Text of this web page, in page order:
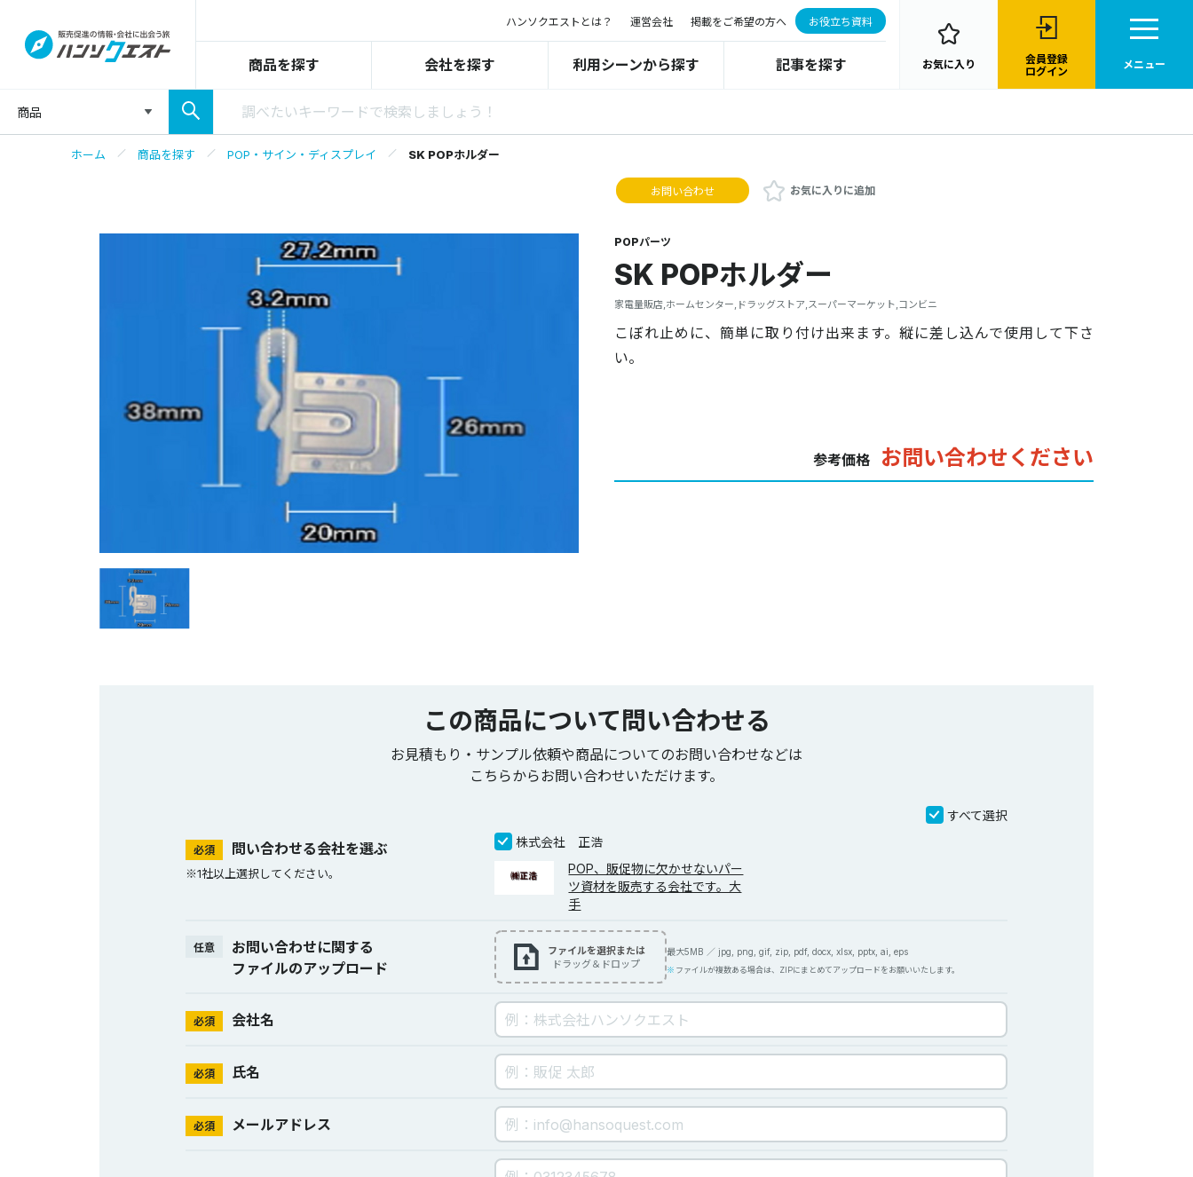
ハンソクエストとは？ 運営会社 掲載をご希望の方へ お役立ち資料
商品を探す 会社を探す 利用シーンから探す 記事を探す
商品
お気に入り
会員登録
ログイン
メニュー
ホーム 商品を探す POP・サイン・ディスプレイ SK POPホルダー
お問い合わせ お気に入りに追加
POPパーツ
SK POPホルダー
家電量販店,ホームセンター,ドラッグストア,スーパーマーケット,コンビニ
こぼれ止めに、簡単に取り付け出来ます。縦に差し込んで使用して下さ
い。
参考価格 お問い合わせください
この商品について問い合わせる
お見積もり・サンプル依頼や商品についてのお問い合わせなどは
こちらからお問い合わせいただけます。
必須 問い合わせる会社を選ぶ
※1社以上選択してください。
すべて選択
株式会社 正浩
POP、販促物に欠かせないパー
ツ資材を販売する会社です。大
手
任意
お問い合わせに関する
ファイルのアップロード
ファイルを選択または
ドラッグ＆ドロップ
最大5MB ／ jpg, png, gif, zip, pdf, docx, xlsx, pptx, ai, eps
ファイルが複数ある場合は、ZIPにまとめてアップロードをお願いいたします。
必須 会社名
必須 氏名
必須 メールアドレス